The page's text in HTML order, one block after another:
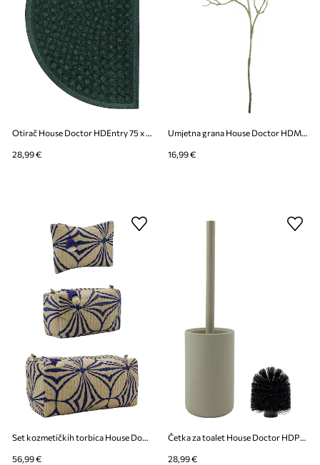
28,99 € 16,99 €
Set kozmetičkih torbica House Doctor HDCare 3-pack
56,99 €
Četka za toalet House Doctor HDPetra 36,5 cm
28,99 €